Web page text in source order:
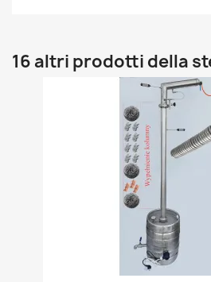
16 altri prodotti della